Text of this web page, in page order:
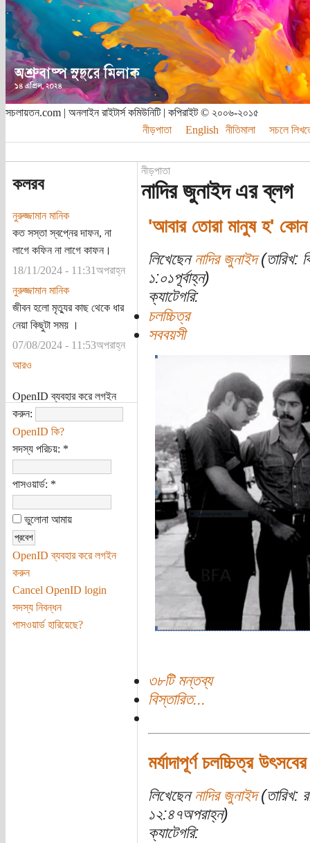
সচলায়তন.com | অনলাইন রাইটার্স কমিউনিটি | কপিরাইট © ২০০৬-২০১৫
নীড়পাতা
English নীতিমালা সচলে
কলরব
নুরুজ্জামান মানিক
কত সস্তা স্বপ্নের দাফন, না
লাগে কফিন না লাগে কাফন।
18/11/2024 - 11:31অপরাহ্ন
নুরুজ্জামান মানিক
জীবন হলো মৃত্যুর কাছ থেকে ধার
নেয়া কিছুটা সময় ।
07/08/2024 - 11:53অপরাহ্ন
আরও
OpenID ব্যবহার করে লগইন
করুন:
OpenID কি?
সদস্য পরিচয়: *
পাসওয়ার্ড: *
ভুলোনা আমায়
OpenID ব্যবহার করে লগইন
করুন
Cancel OpenID login
সদস্য নিবন্ধন
পাসওয়ার্ড হারিয়েছে?
নীড়পাতা
নাদির জুনাইদ এর ব্লগ
'আবার তোরা মানুষ হ' কোন
লিখেছেন নাদির জুনাইদ(তারিখ:
১:০১পূর্বাহ্ন)
ক্যাটেগরি:
চলচ্চিত্র
সববয়সী
৩৮টি মন্তব্য
বিস্তারিত...
মর্যাদাপূর্ণ চলচ্চিত্র
লিখেছেন নাদির জুনাইদ(তারিখ:
১২:৪৭অপরাহ্ন)
ক্যাটেগরি: